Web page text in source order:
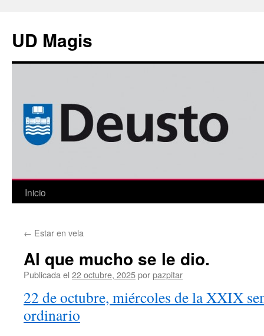
contenido
UD Magis
Inicio
← Estar en vela
Al que mucho se le dio.
Publicada el 22 octubre, 2025porpazpitar
22 de octubre, miércoles de la XXIX
ordinario